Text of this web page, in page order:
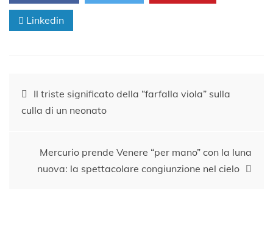
Linkedin
Navigazione
Il triste significato della “farfalla viola” sulla
culla di un neonato
Mercurio prende Venere “per mano” con la luna
nuova: la spettacolare congiunzione nel cielo